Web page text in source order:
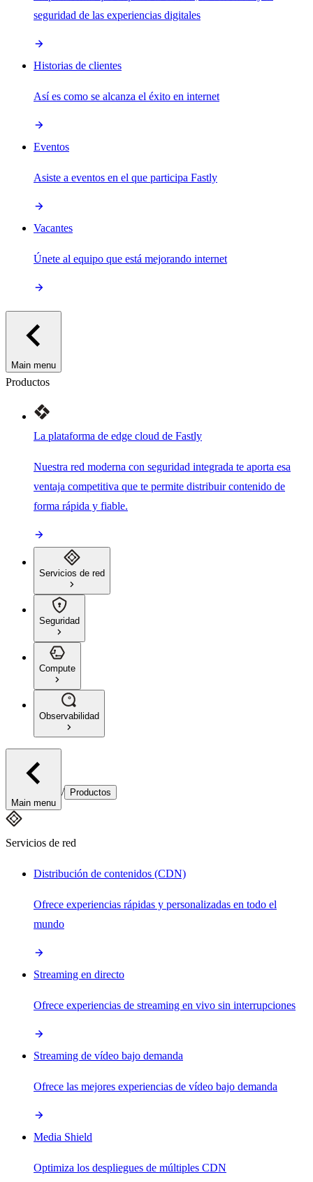
seguridad de las experiencias digitales
Historias de clientes
Así es como se alcanza el éxito en internet
Eventos
Asiste a eventos en el que participa Fastly
Vacantes
Únete al equipo que está mejorando internet
Main menu
Productos
La plataforma de edge cloud de Fastly
Nuestra red moderna con seguridad integrada te aporta esa
ventaja competitiva que te permite distribuir contenido de
forma rápida y fiable.
Servicios de red
Seguridad
Compute
Observabilidad
Main menu
/ Productos
Servicios de red
Distribución de contenidos (CDN)
Ofrece experiencias rápidas y personalizadas en todo el
mundo
Streaming en directo
Ofrece experiencias de streaming en vivo sin interrupciones
Streaming de vídeo bajo demanda
Ofrece las mejores experiencias de vídeo bajo demanda
Media Shield
Optimiza los despliegues de múltiples CDN